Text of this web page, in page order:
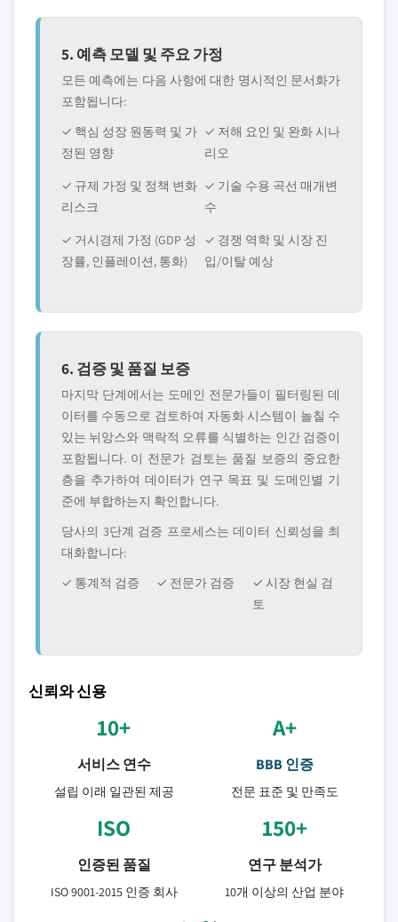
5. 예측 모델 및 주요 가정
모든 예측에는 다음 사항에 대한 명시적인 문서화가
포함됩니다:
✓ 핵심 성장 원동력 및 가
정된 영향
✓ 저해 요인 및 완화 시나
리오
✓ 규제 가정 및 정책 변화
리스크
✓ 기술 수용 곡선 매개변
수
✓ 거시경제 가정 (GDP 성
장률, 인플레이션, 통화)
✓ 경쟁 역학 및 시장 진
입/이탈 예상
6. 검증 및 품질 보증
마지막 단계에서는 도메인 전문가들이 필터링된 데
이터를 수동으로 검토하여 자동화 시스템이 놀칠 수
있는 뉘앙스와 맥락적 오류를 식별하는 인간 검증이
포함됩니다. 이 전문가 검토는 품질 보증의 중요한
층을 추가하여 데이터가 연구 목표 및 도메인별 기
준에 부합하는지 확인합니다.
당사의 3단계 검증 프로세스는 데이터 신뢰성을 최
대화합니다:
✓ 통계적 검증
✓ 전문가 검증
✓ 시장 현실 검
토
신뢰와 신용
10+
서비스 연수
설립 이래 일관된 제공
A+
BBB 인증
전문 표준 및 만족도
ISO
인증된 품질
ISO 9001-2015 인증 회사
150+
연구 분석가
10개 이상의 산업 분야